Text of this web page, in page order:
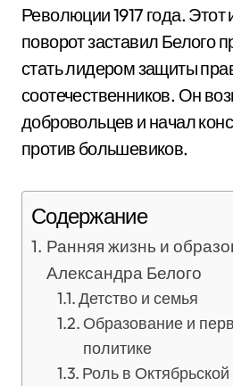
Революции 1917 года. Этот
поворот заставил Белого
стать лидером защиты
соотечественников. Он
добровольцев и начал
против большевиков.
Содержание
Ранняя жизнь и
Александра Белого
Детство и семья
Образование и
политике
Роль в